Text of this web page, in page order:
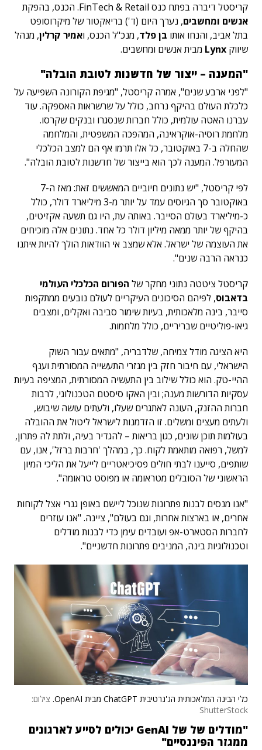
קריסטל דיברה בפתח כנס FinTech & Retail. הכנס, בהפקת
אנשים ומחשבים, נערך היום (ד') בריאקטור של מיקרוסופט
בתל אביב, והנחו אותו בן פלד, מנכ"ל הכנס, ואמיר קרלין, מנהל
שיווק Lynx מבית אנשים ומחשבים.
"המענה – ייצור של חדשנות לטובת הובלה"
"לפני ארבע שנים", אמרה קריסטל, "מגיפת הקורונה השפיעה על
כלכלת העולם בהיקף נרחב, כולל על שרשראות האספקה. עוד
עברנו האטה עולמית, כולל חברות שנסגרו ובנקים שקרסו.
מלחמת רוסיה-אוקראינה, המהפכה המשפטית, והמלחמה
שהחלה ב-7 באוקטובר, כל אלו תרמו אף הם למצב הכלכלי
המעורפל. המענה לכך הוא בייצור של חדשנות לטובת הובלה".
לפי קריסטל, "יש נתונים חיוביים המאששים זאת: מאז ה-7
באוקטובר סך הגיוסים עמד על יותר מ-3 מיליארד דולר, כולל
כ-מיליארד בעולם הסייבר. באותה עת, היו גם תשעה אקזיטים,
בהיקף של יותר ממאה מיליון דולר כל אחד. נתונים אלה מוכיחים
את העוצמה של ישראל. אלא שמצב אי הוודאות הולך להיות איתנו
כנראה הרבה שנים".
קריסטל ציטטה נתוני מחקר של הפורום הכלכלי העולמי
בדאבוס, לפיהם הסיכונים העיקריים לעולם נובעים ממתקפות
סייבר, בינה מלאכותית, בעיות שימור סביבה ואקלים, ומצבים
גיאו-פוליטיים שבריריים, כולל מלחמות.
היא הציגה מודל צמיחה, שלדבריה, "מתאים עבור השוק
הישראלי, עם חיבור חזק בין מגזרי התעשייה המסורתית וענף
ההיי-טק. הוא כולל שילוב בין התעשיה המסורתית, המציפה בעיות
עסקיות הדורשות מענה; ובין האקו סיסטם הטכנולוגי, לרבות
חברות ההזנק, העונה לאתגרים שעלו, ולעתים עושה שיבוש,
ולעתים מעצים ומשלים. זו הזדמנות לישראל ליטול את ההובלה
בעולמות תוכן שונים, כגון בריאות – להגדיר בעיה, ולתת לה פתרון,
למשל, רפואה מותאמת לקוח. כך, במהלך 'חרבות ברזל', אנו, עם
שותפים, סייענו לבתי חולים פסיכיאטריים לייעל את הליכי המיון
הראשוני של הסובלים מטראומה או מפוסט טראומה".
"אנו מנסים לבנות פתרונות שנוכל ליישם באופן גנרי אצל לקוחות
אחרים, או בארצות אחרות, וגם בעולם", ציינה. "אנו עוזרים
לחברות הסטארט-אפ ועובדים עימן כדי לבנות מודלים
וטכנולוגיות בינה, המניבים פתרונות חדשניים".
כלי הבינה המלאכותית הג'נרטיבית ChatGPT מבית OpenAI.
צילום:
ShutterStock
"מודלים של של GenAI יכולים לסייע לארגונים
ממגזר הפיננסיים"